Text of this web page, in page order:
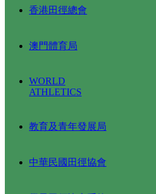
香港田徑總會
澳門體育局
WORLD
ATHLETICS
教育及青年發展局
中華民國田徑協會